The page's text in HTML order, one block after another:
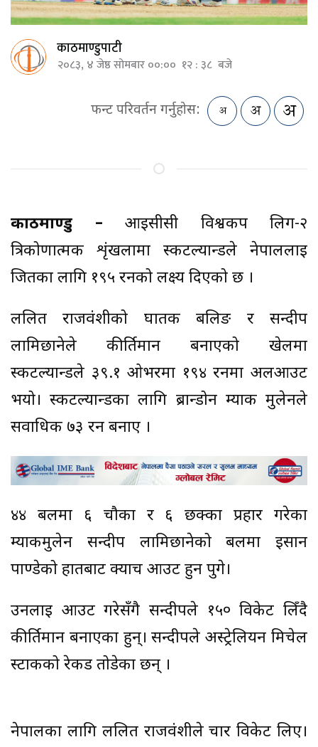
काठमाण्डुपाटी
२०८३, ४ जेष्ठ सोमबार ००:०० १२ : ३८ बजे
फन्ट परिवर्तन गर्नुहोस:
काठमाण्डु – आईसीसी विश्वकप लिग-२
त्रिकोणात्मक शृंखलामा स्कटल्यान्डले नेपाललाई
जितका लागि १९५ रनको लक्ष्य दिएको छ ।
ललित राजवंशीको घातक बलिङ र सन्दीप
लामिछानेले कीर्तिमान बनाएको खेलमा
स्कटल्यान्डले ३९.१ ओभरमा १९४ रनमा अलआउट
भयो। स्कटल्यान्डका लागि ब्रान्डोन म्याक मुलेनले
सर्वाधिक ७३ रन बनाए ।
४४ बलमा ६ चौका र ६ छक्का प्रहार गरेका
म्याकमुलेन सन्दीप लामिछानेको बलमा इसान
पाण्डेको हातबाट क्याच आउट हुन पुगे।
उनलाई आउट गरेसँगै सन्दीपले १५० विकेट लिँदै
कीर्तिमान बनाएका हुन्। सन्दीपले अस्ट्रेलियन मिचेल
स्टार्कको रेकर्ड तोडेका छन् ।
नेपालका लागि ललित राजवंशीले चार विकेट लिए।